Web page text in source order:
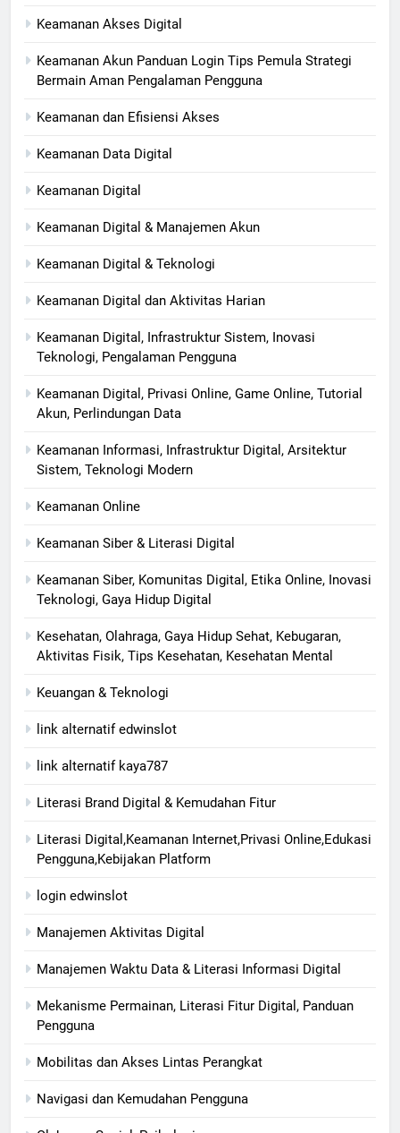
Keamanan Akses Digital
Keamanan Akun Panduan Login Tips Pemula Strategi
Bermain Aman Pengalaman Pengguna
Keamanan dan Efisiensi Akses
Keamanan Data Digital
Keamanan Digital
Keamanan Digital & Manajemen Akun
Keamanan Digital & Teknologi
Keamanan Digital dan Aktivitas Harian
Keamanan Digital, Infrastruktur Sistem, Inovasi
Teknologi, Pengalaman Pengguna
Keamanan Digital, Privasi Online, Game Online, Tutorial
Akun, Perlindungan Data
Keamanan Informasi, Infrastruktur Digital, Arsitektur
Sistem, Teknologi Modern
Keamanan Online
Keamanan Siber & Literasi Digital
Keamanan Siber, Komunitas Digital, Etika Online, Inovasi
Teknologi, Gaya Hidup Digital
Kesehatan, Olahraga, Gaya Hidup Sehat, Kebugaran,
Aktivitas Fisik, Tips Kesehatan, Kesehatan Mental
Keuangan & Teknologi
link alternatif edwinslot
link alternatif kaya787
Literasi Brand Digital & Kemudahan Fitur
Literasi Digital,Keamanan Internet,Privasi Online,Edukasi
Pengguna,Kebijakan Platform
login edwinslot
Manajemen Aktivitas Digital
Manajemen Waktu Data & Literasi Informasi Digital
Mekanisme Permainan, Literasi Fitur Digital, Panduan
Pengguna
Mobilitas dan Akses Lintas Perangkat
Navigasi dan Kemudahan Pengguna